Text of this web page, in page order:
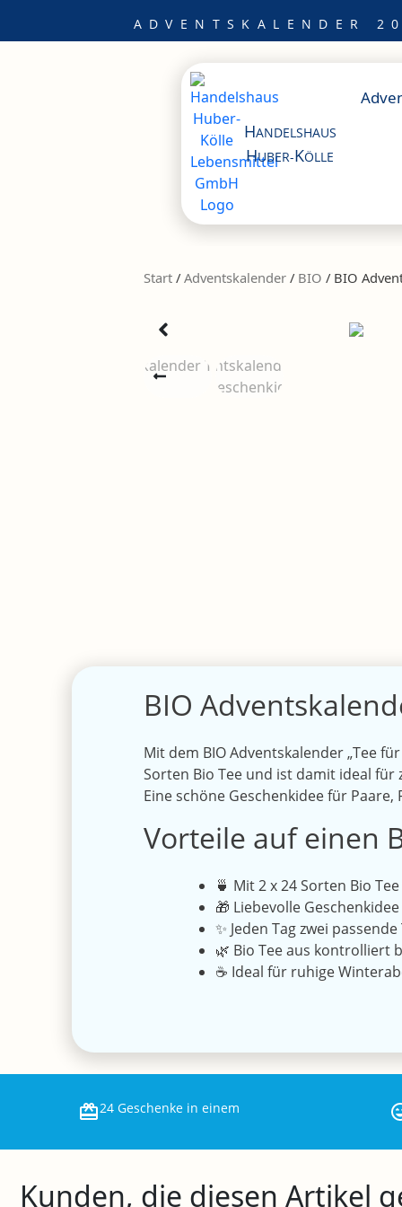
ADVENTSKALENDER
HANDELSHAUS
HUBER-KÖLLE
Start /Adventskalender / BIO / BIO
BIO
Mit dem BIO Adventskalender „Tee
Sorten Bio Tee und ist damit ideal für
Eine schöne Geschenkidee für
Vorteile auf einen
🍵 Mit 2 x 24 Sorten Bio
🎁 Liebevolle
✨ Jeden Tag zwei
🌿 Bio Tee aus kontrolliert
☕ Ideal für ruhige
24 Geschenke in einem
Kunden, die diesen Artikel